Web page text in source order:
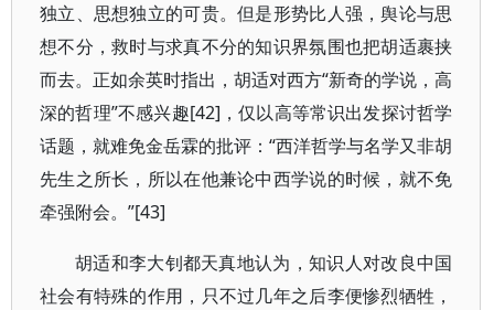
独立、思想独立的可贵。但是形势比人强，舆论与思
想不分，救时与求真不分的知识界氛围也把胡适裹挟
而去。正如余英时指出，胡适对西方“新奇的学说，高
深的哲理”不感兴趣[42]，仅以高等常识出发探讨哲学
话题，就难免金岳霖的批评：“西洋哲学与名学又非胡
先生之所长，所以在他兼论中西学说的时候，就不免
牵强附会。”[43]
胡适和李大钊都天真地认为，知识人对改良中国
社会有特殊的作用，只不过几年之后李便惨烈牺牲，